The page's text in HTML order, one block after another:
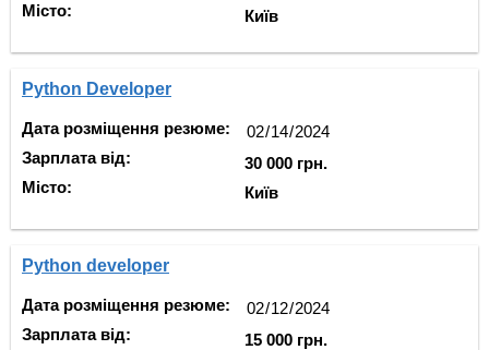
Місто:
Київ
Python Developer
Дата розміщення резюме:
Зарплата від:
Місто:
30 000 грн.
Київ
Python developer
Дата розміщення резюме:
Зарплата від:
15 000 грн.